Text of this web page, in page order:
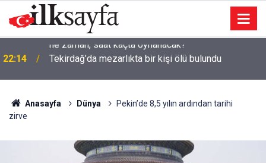
22:14 Tekirdağ’da mezarlıkta bir kişi ölü bulundu
Anasayfa Dünya
Pekin’de 8,5 yılın ardından tarihi
zirve